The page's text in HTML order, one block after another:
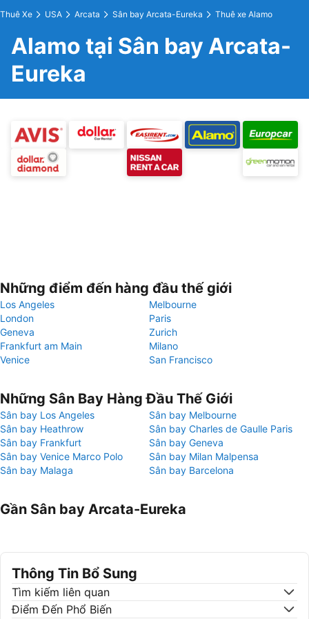
Thuê Xe USA Arcata Sân bay Arcata-Eureka Thuê xe Alamo
Alamo tại Sân bay Arcata-
Eureka
Những điểm đến hàng đầu thế giới
Los Angeles
Melbourne
London
Paris
Geneva
Zurich
Frankfurt am Main
Milano
Venice
San Francisco
Những Sân Bay Hàng Đầu Thế Giới
Sân bay Los Angeles
Sân bay Melbourne
Sân bay Heathrow
Sân bay Charles de Gaulle Paris
Sân bay Frankfurt
Sân bay Geneva
Sân bay Venice Marco Polo
Sân bay Milan Malpensa
Sân bay Malaga
Sân bay Barcelona
Gần Sân bay Arcata-Eureka
Thông Tin Bổ Sung
Tìm kiếm liên quan
Điểm Đến Phổ Biến